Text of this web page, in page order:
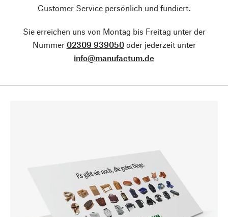
Customer Service persönlich und fundiert.
Sie erreichen uns von Montag bis Freitag unter der
Nummer 02309 939050oder jederzeit unter
info@manufactum.de